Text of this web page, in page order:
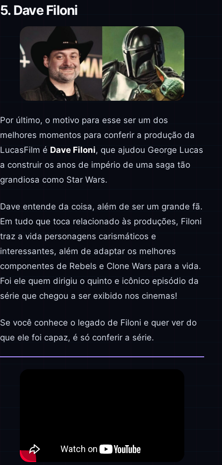
5. Dave Filoni
Por último, o motivo para esse ser um dos
melhores momentos para conferir a produção da
LucasFilm é Dave Filoni, que ajudou George Lucas
a construir os anos de império de uma saga tão
grandiosa como Star Wars.
Dave entende da coisa, além de ser um grande fã.
Em tudo que toca relacionado às produções, Filoni
traz a vida personagens carismáticos e
interessantes, além de adaptar os melhores
componentes de Rebels e Clone Wars para a vida.
Foi ele quem dirigiu o quinto e icônico episódio da
série que chegou a ser exibido nos cinemas!
Se você conhece o legado de Filoni e quer ver do
que ele foi capaz, é só conferir a série.